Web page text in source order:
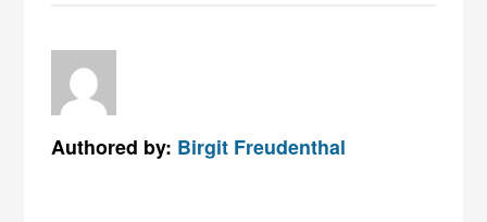
Authored by: Birgit Freudenthal